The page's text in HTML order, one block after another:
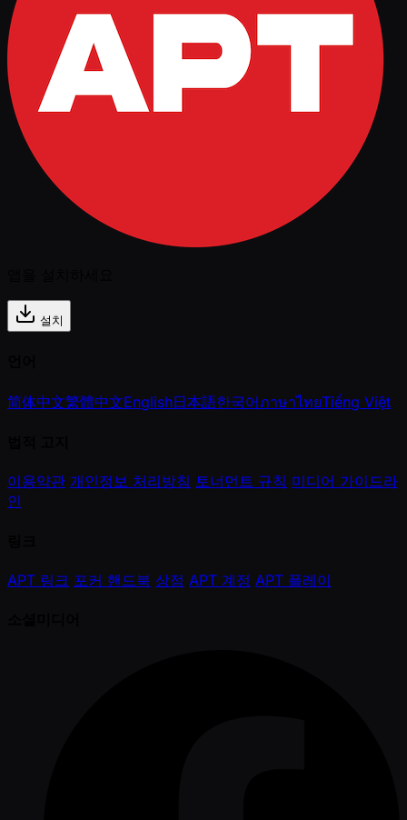
설치
简体中文繁體中文English日本語한국어ภาษาไทยTiếng Việt
이용약관 개인정보 처리방침 토너먼트 규칙 미디어 가이드라
인
APT 링크 포커 핸드북 상점 APT 계정 APT 플레이